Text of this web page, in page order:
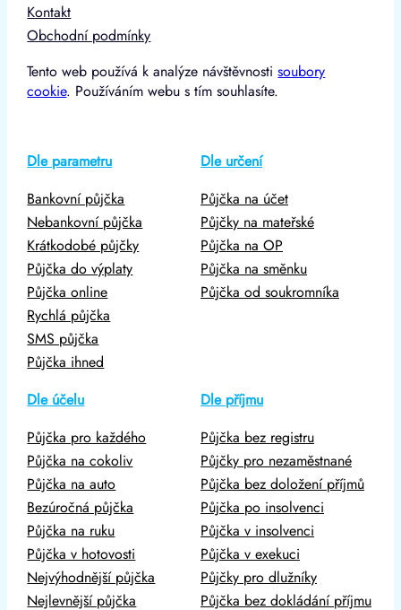
Kontakt
Obchodní podmínky
Tento web používá k analýze návštěvnostisoubory
cookie. Používáním webu s tím souhlasíte.
Dle parametru
Bankovní půjčka
Nebankovní půjčka
Krátkodobé půjčky
Půjčka do výplaty
Půjčka online
Rychlá půjčka
SMS půjčka
Půjčka ihned
Dle určení
Půjčka na účet
Půjčky na mateřské
Půjčka na OP
Půjčka na směnku
Půjčka od soukromníka
Dle účelu
Půjčka pro každého
Půjčka na cokoliv
Půjčka na auto
Bezúročná půjčka
Půjčka na ruku
Půjčka v hotovosti
Nejvýhodnější půjčka
Nejlevnější půjčka
Dle příjmu
Půjčka bez registru
Půjčky pro nezaměstnané
Půjčka bez doložení příjmů
Půjčka po insolvenci
Půjčka v insolvenci
Půjčka v exekuci
Půjčky pro dlužníky
Půjčka bez dokládání příjmu